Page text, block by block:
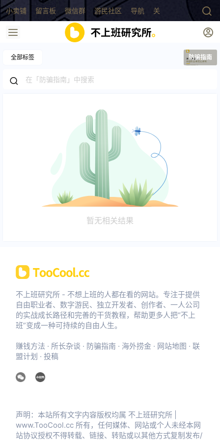
小卖铺 留言板 微信群 游民社区 导航 关于
全部标签 防骗指南
暂无相关结果
不上班研究所 - 不想上班的人都在看的网站。专注于提供
自由职业者、数字游民、独立开发者、创作者、一人公司
的实战成长路径和完善的干货教程，帮助更多人把“不上
班”变成一种可持续的自由人生。
赚钱方法 · 所长杂谈 · 防骗指南 · 海外捞金 · 网站地图 · 联
盟计划 · 投稿
声明：本站所有文字内容版权均属 不上班研究所 |
www.TooCool.cc 所有，任何媒体、网站或个人未经本网
站协议授权不得转载、链接、转贴或以其他方式复制发布/